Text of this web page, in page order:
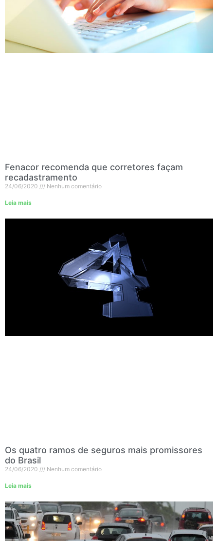
Fenacor recomenda que corretores façam
recadastramento
24/06/2020 Nenhum comentário
Leia mais
Os quatro ramos de seguros mais promissores
do Brasil
24/06/2020 Nenhum comentário
Leia mais